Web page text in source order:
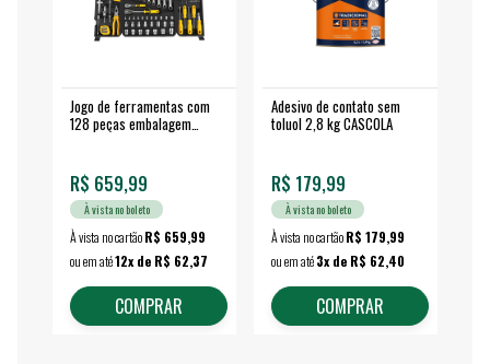
Jogo de ferramentas com
128 peças embalagem
R$ 659,99
À vista no boleto
À vista no cartãoR$ 659,99
ou em até12x de R$ 62,37
COMPRAR
Adesivo de contato sem
toluol 2,8 kg CASCOLA
R$ 179,99
À vista no boleto
À vista no cartãoR$ 179,99
ou em até3x de R$ 62,40
COMPRAR